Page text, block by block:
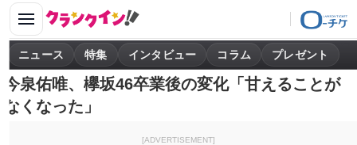
ニュース 特集 インタビュー コラム プレゼント
今泉佑唯、欅坂46卒業後の変化「甘えることが
なくなった」
[ADVERTISEMENT]